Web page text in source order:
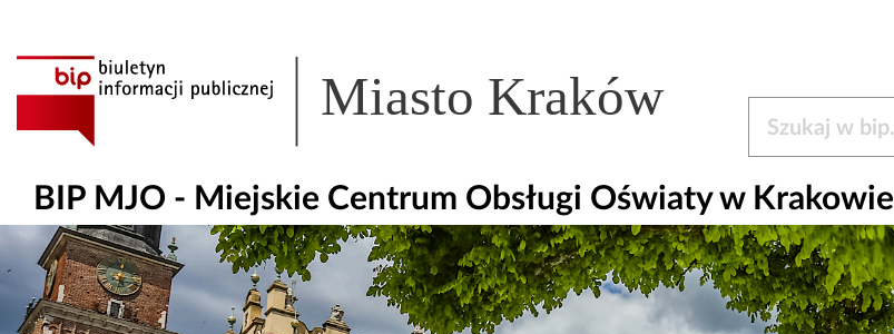
Miasto Kraków
BIP MJO - Miejskie Centrum Obsługi Oświaty w Krakowie